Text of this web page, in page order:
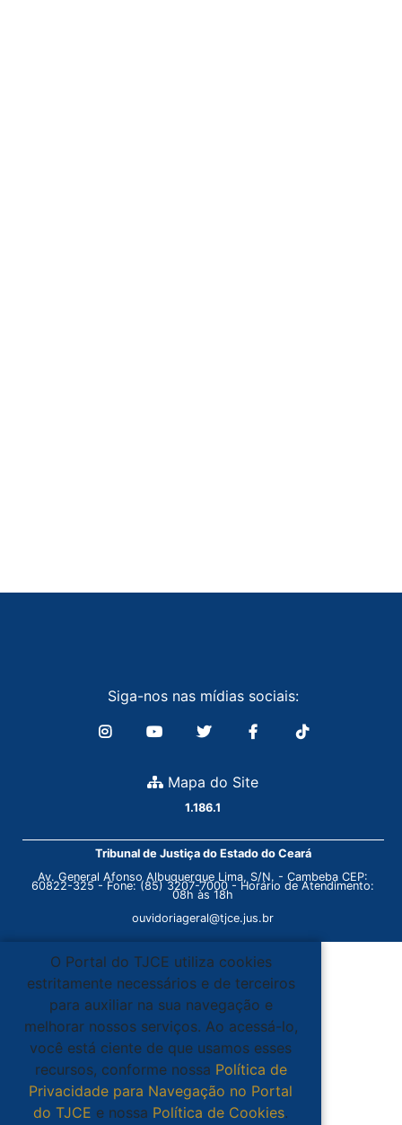
Siga-nos nas mídias sociais:
Mapa do Site
1.186.1
Tribunal de Justiça do Estado do Ceará
Av. General Afonso Albuquerque Lima, S/N. - Cambeba CEP:
60822-325 - Fone: (85) 3207-7000 - Horário de Atendimento:
08h às 18h
ouvidoriageral@tjce.jus.br
O Portal do TJCE utiliza cookies
estritamente necessários e de terceiros
para auxiliar na sua navegação e
melhorar nossos serviços. Ao acessá-lo,
você está ciente de que usamos esses
recursos, conforme nossa Política de
Privacidade para Navegação no Portal
do TJCE e nossa Política de Cookies.